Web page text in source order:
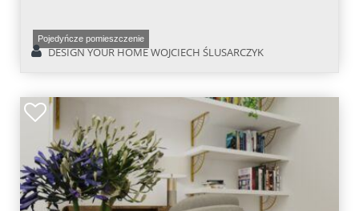
Pojedyńcze pomieszczenie
DESIGN YOUR HOME WOJCIECH ŚLUSARCZYK